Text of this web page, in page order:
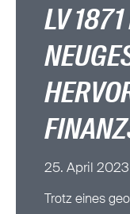
Fonds
Service
Nachhaltigkeit
LV
25. April 2023
Trotz eines